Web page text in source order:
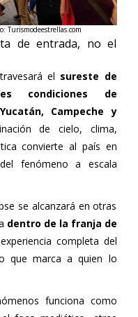
de entrada, no el
de cielo, clima,
convierte al país en
fenómeno a escala
completa del
que marca a quien lo